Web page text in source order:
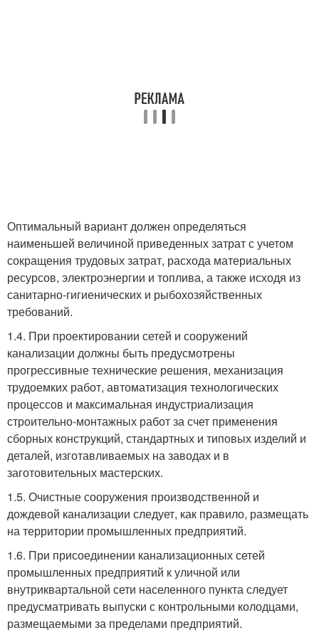
Оптимальный вариант должен определяться
наименьшей величиной приведенных затрат с учетом
сокращения трудовых затрат, расхода материальных
ресурсов, электроэнергии и топлива, а также исходя из
санитарно-гигиенических и рыбохозяйственных
требований.
1.4. При проектировании сетей и сооружений
канализации должны быть предусмотрены
прогрессивные технические решения, механизация
трудоемких работ, автоматизация технологических
процессов и максимальная индустриализация
строительно-монтажных работ за счет применения
сборных конструкций, стандартных и типовых изделий и
деталей, изготавливаемых на заводах и в
заготовительных мастерских.
1.5. Очистные сооружения производственной и
дождевой канализации следует, как правило, размещать
на территории промышленных предприятий.
1.6. При присоединении канализационных сетей
промышленных предприятий к уличной или
внутриквартальной сети населенного пункта следует
предусматривать выпуски с контрольными колодцами,
размещаемыми за пределами предприятий.